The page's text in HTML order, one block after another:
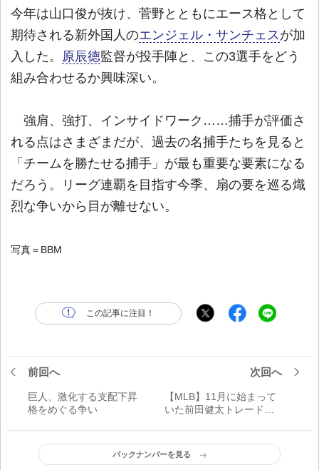
今年は山口俊が抜け、菅野とともにエース格として
期待される新外国人のエンジェル・サンチェス が加
入した。 原辰徳監督が投手陣と、この3選手をどう
組み合わせるか興味深い。
強肩、強打、インサイドワーク……捕手が評価さ
れる点はさまざまだが、過去の名捕手たちを見ると
「チームを勝たせる捕手」が最も重要な要素になる
だろう。リーグ連覇を目指す今季、扇の要を巡る熾
烈な争いから目が離せない。
写真＝BBM
この記事に注目！
前回へ
巨人、激化する支配下昇
格をめぐる争い
次回へ
【MLB】11月に始まって
いた前田健太トレードの
バックナンバーを見る